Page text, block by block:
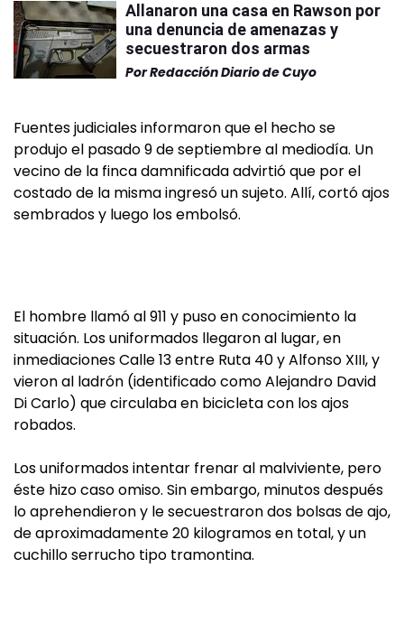
Allanaron una casa en Rawson por
una denuncia de amenazas y
secuestraron dos armas
PorRedacción Diario de Cuyo
Fuentes judiciales informaron que el hecho se
produjo el pasado 9 de septiembre al mediodía. Un
vecino de la finca damnificada advirtió que por el
costado de la misma ingresó un sujeto. Allí, cortó ajos
sembrados y luego los embolsó.
El hombre llamó al 911 y puso en conocimiento la
situación. Los uniformados llegaron al lugar, en
inmediaciones Calle 13 entre Ruta 40 y Alfonso XIII, y
vieron al ladrón (identificado como Alejandro David
Di Carlo) que circulaba en bicicleta con los ajos
robados.
Los uniformados intentar frenar al malviviente, pero
éste hizo caso omiso. Sin embargo, minutos después
lo aprehendieron y le secuestraron dos bolsas de ajo,
de aproximadamente 20 kilogramos en total, y un
cuchillo serrucho tipo tramontina.